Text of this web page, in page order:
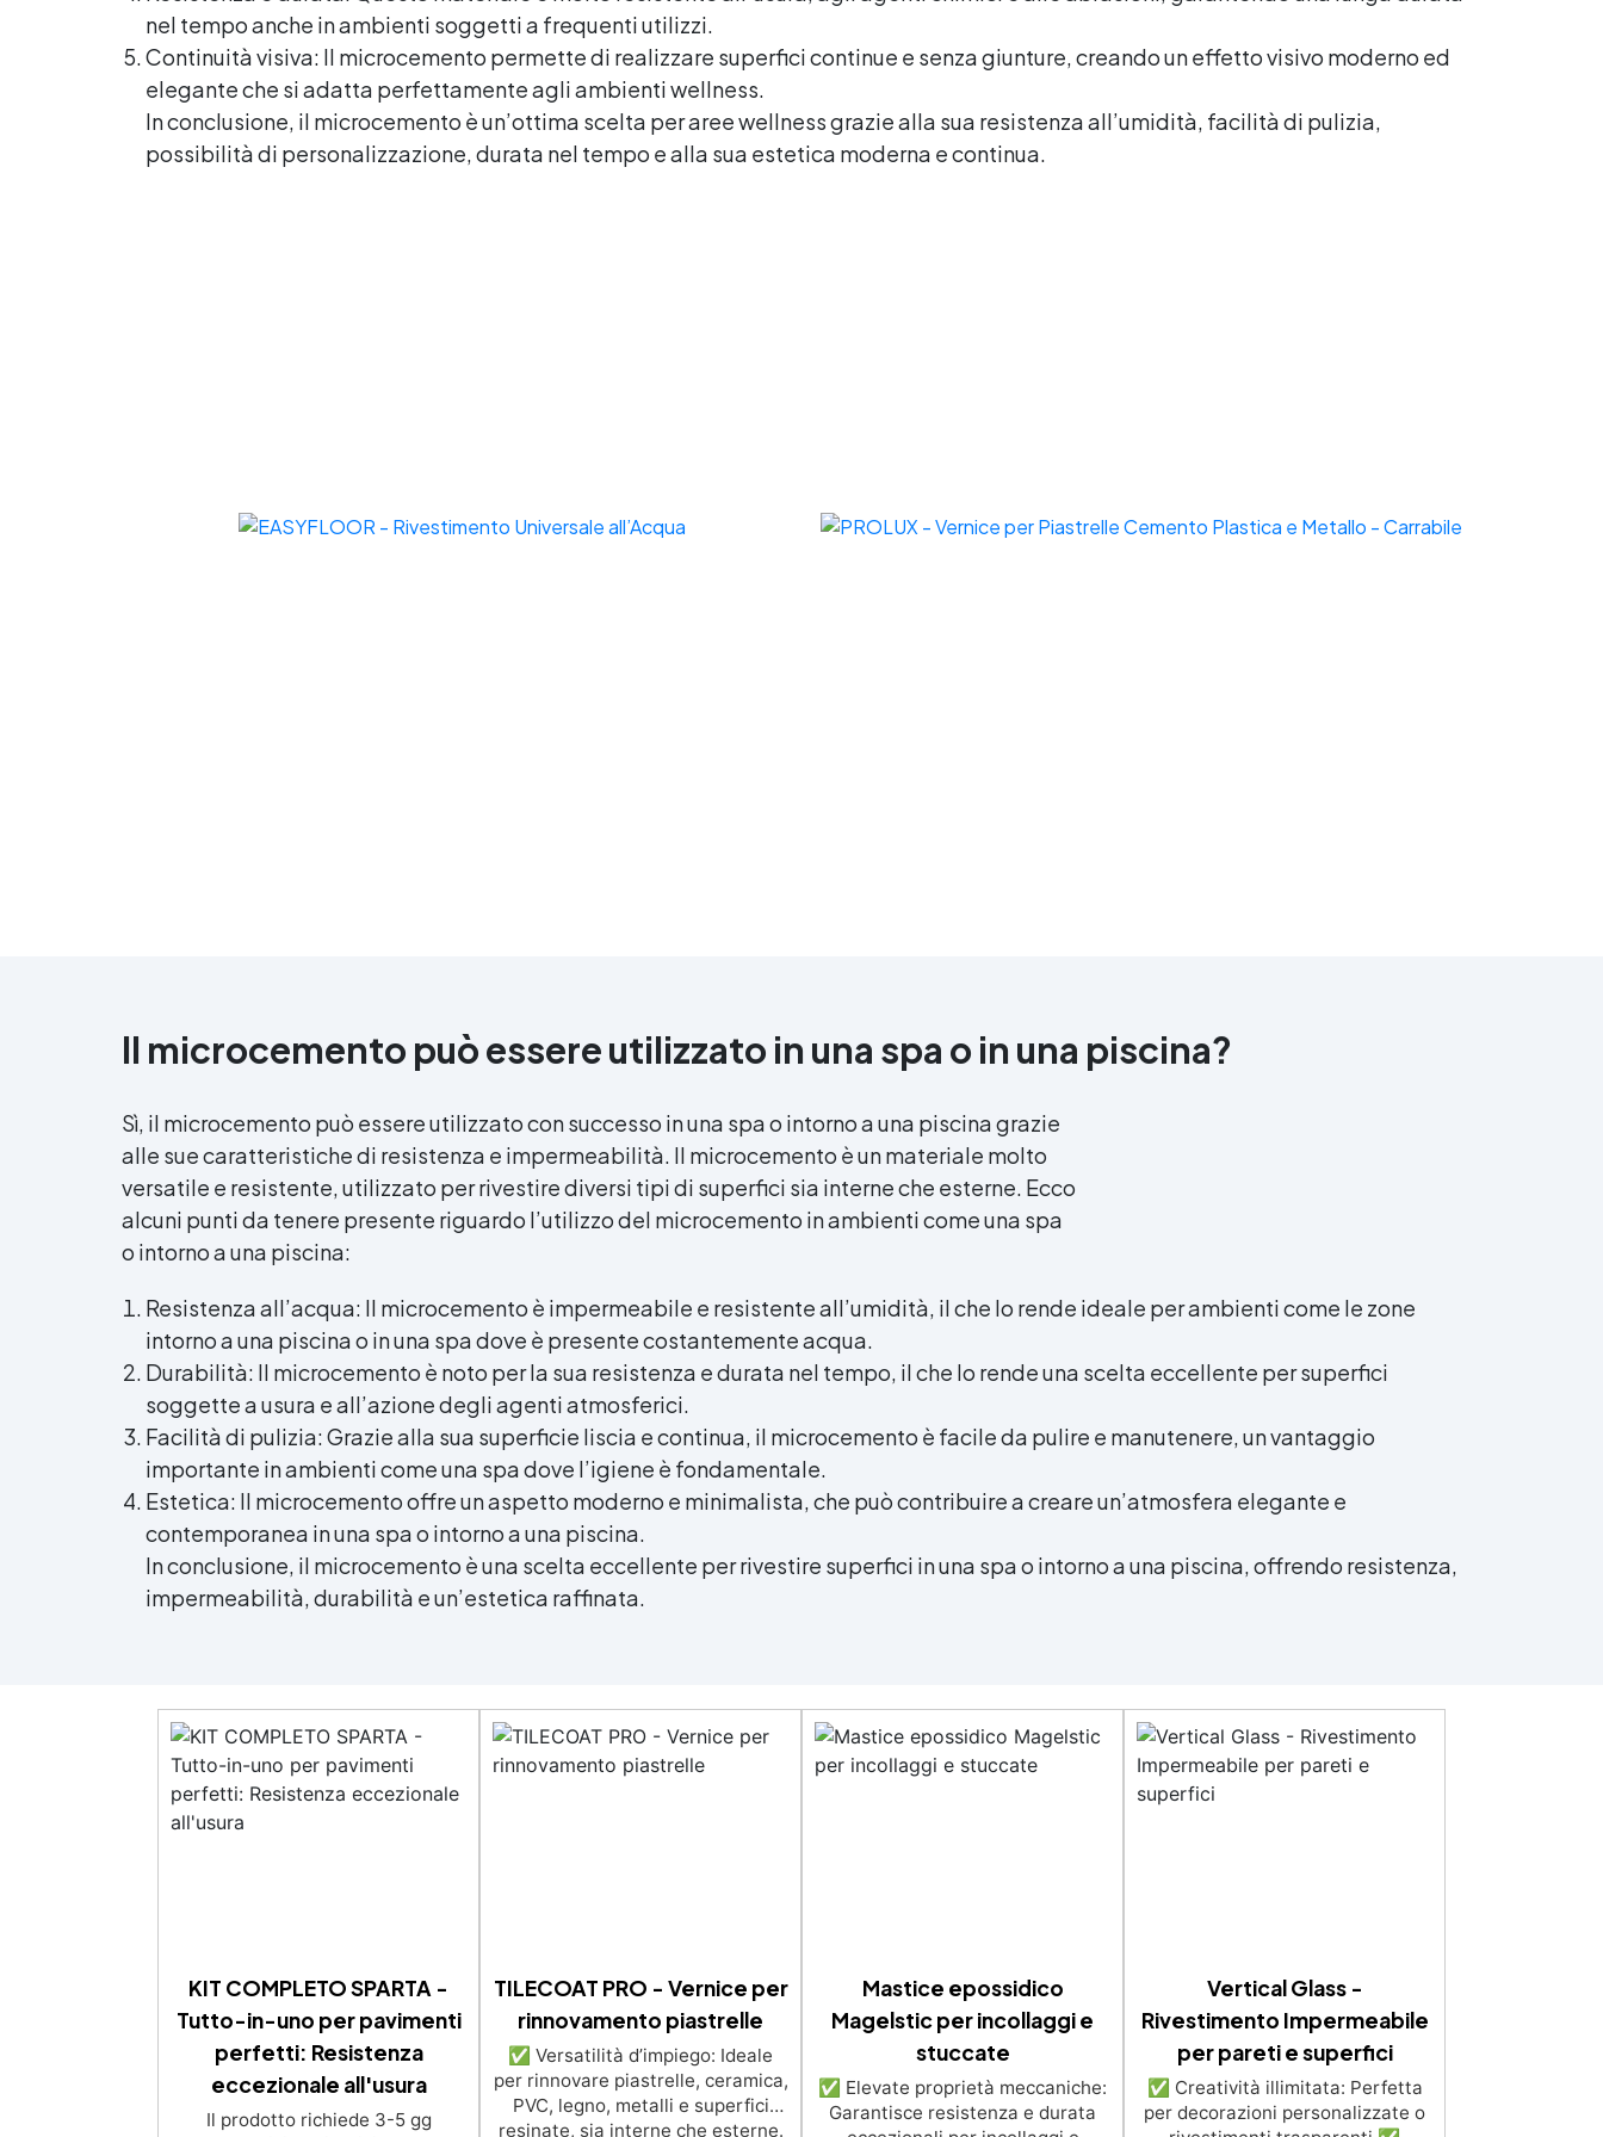
Dichiarazione di Prestazione
(DoP) ✅ Facile da Usare,
miscela i 2 componenti (2 : 1)
comodamente predosati
nel tempo anche in ambienti soggetti a frequenti utilizzi.
Continuità visiva: Il microcemento permette di realizzare superfici continue e senza giunture, creando un effetto visivo moderno ed
elegante che si adatta perfettamente agli ambienti wellness.
In conclusione, il microcemento è un’ottima scelta per aree wellness grazie alla sua resistenza all’umidità, facilità di pulizia,
possibilità di personalizzazione, durata nel tempo e alla sua estetica moderna e continua.
Il microcemento può essere utilizzato in una spa o in una piscina?
Sì, il microcemento può essere utilizzato con successo in una spa o intorno a una piscina grazie
alle sue caratteristiche di resistenza e impermeabilità. Il microcemento è un materiale molto
versatile e resistente, utilizzato per rivestire diversi tipi di superfici sia interne che esterne. Ecco
alcuni punti da tenere presente riguardo l’utilizzo del microcemento in ambienti come una spa
o intorno a una piscina:
Resistenza all’acqua: Il microcemento è impermeabile e resistente all’umidità, il che lo rende ideale per ambienti come le zone
intorno a una piscina o in una spa dove è presente costantemente acqua.
Durabilità: Il microcemento è noto per la sua resistenza e durata nel tempo, il che lo rende una scelta eccellente per superfici
soggette a usura e all’azione degli agenti atmosferici.
Facilità di pulizia: Grazie alla sua superficie liscia e continua, il microcemento è facile da pulire e manutenere, un vantaggio
importante in ambienti come una spa dove l’igiene è fondamentale.
Estetica: Il microcemento offre un aspetto moderno e minimalista, che può contribuire a creare un’atmosfera elegante e
contemporanea in una spa o intorno a una piscina.
In conclusione, il microcemento è una scelta eccellente per rivestire superfici in una spa o intorno a una piscina, offrendo resistenza,
impermeabilità, durabilità e un’estetica raffinata.
KIT COMPLETO SPARTA -
Tutto-in-uno per pavimenti
perfetti: Resistenza
eccezionale all'usura
Il prodotto richiede 3-5 gg
TILECOAT PRO - Vernice per
rinnovamento piastrelle
✅ Versatilità d’impiego: Ideale
per rinnovare piastrelle, ceramica,
PVC, legno, metalli e superfici
resinate, sia interne che esterne.
Mastice epossidico
Magelstic per incollaggi e
stuccate
✅ Elevate proprietà meccaniche:
Garantisce resistenza e durata
Vertical Glass -
Rivestimento Impermeabile
per pareti e superfici
✅ Creatività illimitata: Perfetta
per decorazioni personalizzate o